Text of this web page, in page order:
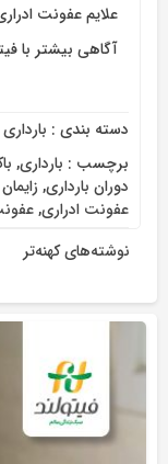
علايم عفونت
آگاهی بیشتر با
دسته بندی :
برچسب : بارداری,
دوران بارداری,
عفونت ادراری,
راهبری
نوشته‌ها
نوشته‌های کهنه‌تر